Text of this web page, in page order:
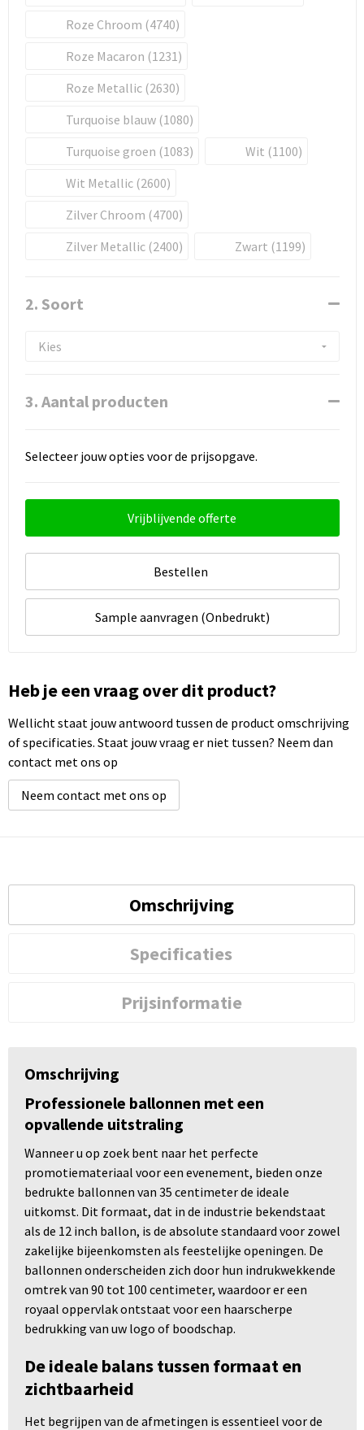
Roze Chroom (4740)
Roze Macaron (1231)
Roze Metallic (2630)
Turquoise blauw (1080)
Turquoise groen (1083)
Wit (1100)
Wit Metallic (2600)
Zilver Chroom (4700)
Zilver Metallic (2400)
Zwart (1199)
2. Soort
3. Aantal producten
Selecteer jouw opties voor de prijsopgave.
Vrijblijvende offerte
Bestellen
Sample aanvragen (Onbedrukt)
Heb je een vraag over dit product?
Wellicht staat jouw antwoord tussen de product omschrijving
of specificaties. Staat jouw vraag er niet tussen? Neem dan
contact met ons op
Neem contact met ons op
Omschrijving
Specificaties
Prijsinformatie
Omschrijving
Professionele ballonnen met een
opvallende uitstraling
Wanneer u op zoek bent naar het perfecte
promotiemateriaal voor een evenement, bieden onze
bedrukte ballonnen van 35 centimeter de ideale
uitkomst. Dit formaat, dat in de industrie bekendstaat
als de 12 inch ballon, is de absolute standaard voor zowel
zakelijke bijeenkomsten als feestelijke openingen. De
ballonnen onderscheiden zich door hun indrukwekkende
omtrek van 90 tot 100 centimeter, waardoor er een
royaal oppervlak ontstaat voor een haarscherpe
bedrukking van uw logo of boodschap.
De ideale balans tussen formaat en
zichtbaarheid
Het begrijpen van de afmetingen is essentieel voor de